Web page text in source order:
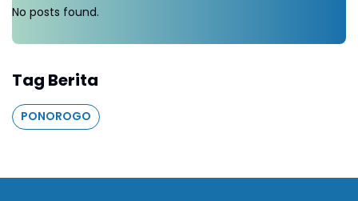
No posts found.
Tag Berita
PONOROGO